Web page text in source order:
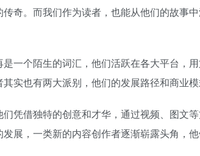
奇。而我们作为读者，也能从他们的故事
一个陌生的词汇，他们活跃在各大平台，
实也有两大派别，他们的发展路径和商业模
凭借独特的创意和才华，通过视频、图文
展，一类新的内容创作者逐渐崭露头角，